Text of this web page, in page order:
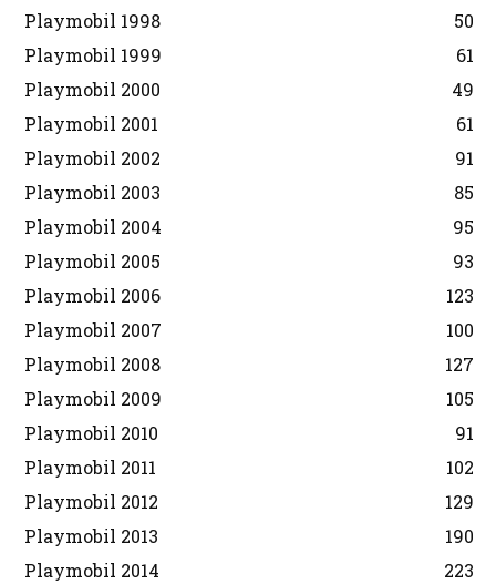
Playmobil 1998
50
Playmobil 1999
61
Playmobil 2000
49
Playmobil 2001
61
Playmobil 2002
91
Playmobil 2003
85
Playmobil 2004
95
Playmobil 2005
93
Playmobil 2006
123
Playmobil 2007
100
Playmobil 2008
127
Playmobil 2009
105
Playmobil 2010
91
Playmobil 2011
102
Playmobil 2012
129
Playmobil 2013
190
Playmobil 2014
223